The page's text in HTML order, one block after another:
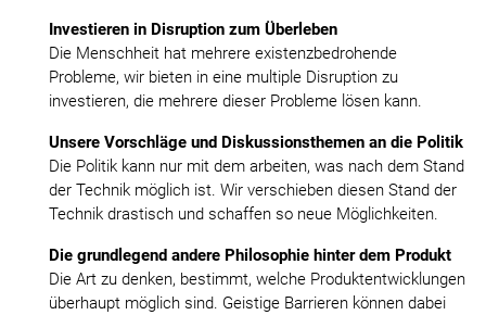
Investieren in Disruption zum Überleben
Die Menschheit hat mehrere existenzbedrohende
Probleme, wir bieten in eine multiple Disruption zu
investieren, die mehrere dieser Probleme lösen kann.
Unsere Vorschläge und Diskussionsthemen an die Politik
Die Politik kann nur mit dem arbeiten, was nach dem Stand
der Technik möglich ist. Wir verschieben diesen Stand der
Technik drastisch und schaffen so neue Möglichkeiten.
Die grundlegend andere Philosophie hinter dem Produkt
Die Art zu denken, bestimmt, welche Produktentwicklungen
überhaupt möglich sind. Geistige Barrieren können dabei